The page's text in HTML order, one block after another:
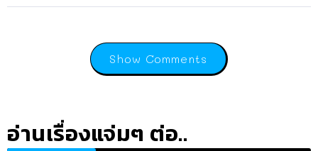
Show Comments
อ่านเรื่องแจ่มๆ ต่อ..